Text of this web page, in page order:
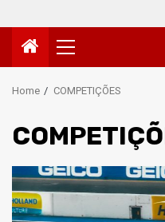
Primary
Menu
Home COMPETIÇÕES